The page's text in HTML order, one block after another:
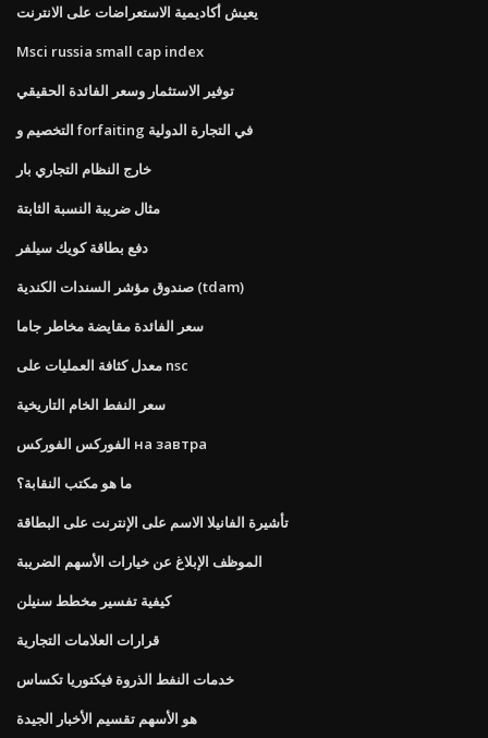
يعيش أكاديمية الاستعراضات على الانترنت
Msci russia small cap index
توفير الاستثمار وسعر الفائدة الحقيقي
التخصيم و forfaiting في التجارة الدولية
خارج النظام التجاري بار
مثال ضريبة النسبة الثابتة
دفع بطاقة كويك سيلفر
صندوق مؤشر السندات الكندية (tdam)
سعر الفائدة مقايضة مخاطر جاما
معدل كثافة العمليات على nsc
سعر النفط الخام التاريخية
الفوركس الفوركس на завтра
ما هو مكتب النقابة؟
تأشيرة الفانيلا الاسم على الإنترنت على البطاقة
الموظف الإبلاغ عن خيارات الأسهم الضريبة
كيفية تفسير مخطط سنيلن
قرارات العلامات التجارية
خدمات النفط الذروة فيكتوريا تكساس
هو الأسهم تقسيم الأخبار الجيدة